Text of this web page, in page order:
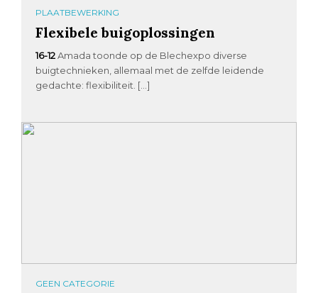
PLAATBEWERKING
Flexibele buigoplossingen
16-12 Amada toonde op de Blechexpo diverse
buigtechnieken, allemaal met de zelfde leidende
gedachte: flexibiliteit. […]
GEEN CATEGORIE